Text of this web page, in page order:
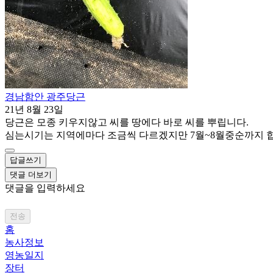
경남함안 광주당근
21년 8월 23일
당근은 모종 키우지않고 씨를 땅에다 바로 씨를 뿌립니다.
심는시기는 지역에마다 조금씩 다르겠지만 7월~8월중순까지
답글쓰기
댓글 더보기
댓글을 입력하세요
전송
홈
농사정보
영농일지
장터